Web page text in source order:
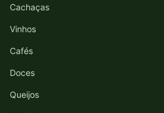
Cachaças
Vinhos
Cafés
Doces
Queijos